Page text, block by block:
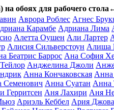
обоях для рабочего стола
Аврора Роблес Агнес
Карамбе Адриана Лима
Алетта Оушен Али Лартер
Алисия Сильверстоун Алиша
Беатрис Баррос Ана София
Анджелина Джоли
Анна Кончаковская Анна
Семенович Анна Суатан Анна
Герритсен Аня Лахири Аня
Ариэль Кеббел Ария